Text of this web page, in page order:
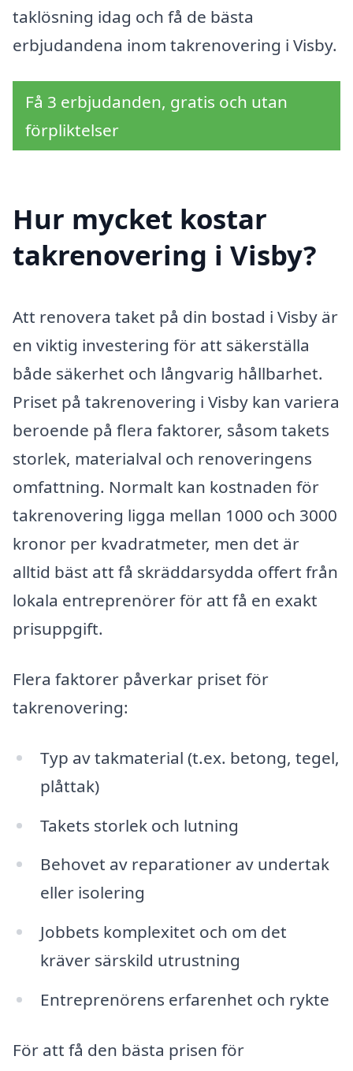
taklösning idag och få de bästa
erbjudandena inom takrenovering i Visby.
Få 3 erbjudanden, gratis och utan
förpliktelser
Hur mycket kostar
takrenovering i Visby?
Att renovera taket på din bostad i Visby är
en viktig investering för att säkerställa
både säkerhet och långvarig hållbarhet.
Priset på takrenovering i Visby kan variera
beroende på flera faktorer, såsom takets
storlek, materialval och renoveringens
omfattning. Normalt kan kostnaden för
takrenovering ligga mellan 1000 och 3000
kronor per kvadratmeter, men det är
alltid bäst att få skräddarsydda offert från
lokala entreprenörer för att få en exakt
prisuppgift.
Flera faktorer påverkar priset för
takrenovering:
Typ av takmaterial (t.ex. betong, tegel,
plåttak)
Takets storlek och lutning
Behovet av reparationer av undertak
eller isolering
Jobbets komplexitet och om det
kräver särskild utrustning
Entreprenörens erfarenhet och rykte
För att få den bästa prisen för